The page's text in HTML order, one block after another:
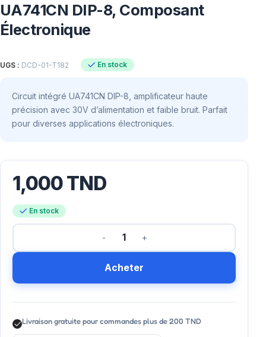
UA741CN DIP-8, Composant
Électronique
UGS : DCD-01-T182 En stock
Circuit intégré UA741CN DIP-8, amplificateur haute
précision avec 30V d’alimentation et faible bruit. Parfait
pour diverses applications électroniques.
1,000TND
En stock
Acheter
Livraison gratuite pour commandes plus de 200 TND